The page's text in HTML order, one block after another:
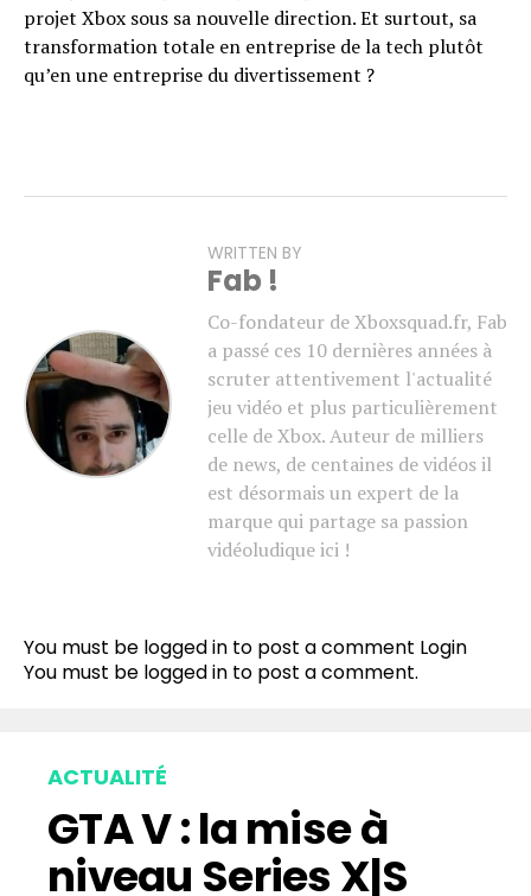
projet Xbox sous sa nouvelle direction. Et surtout, sa
transformation totale en entreprise de la tech plutôt
qu’en une entreprise du divertissement ?
WRITTEN BY
Fab !
Co-fondateur de Xboxsquad.fr, Fab
a passé ces 10 dernières années à
scruter attentivement l'actualité
jeu vidéo et plus particulièrement
celle de Xbox. Auteur de milliers
de news, de centaines de vidéos il
est désormais un expert de la
marque qui partage sa passion
vidéoludique ici !
You must be logged in to post a comment Login
You must be logged in to post a comment.
ACTUALITÉ
GTA V : la mise à
niveau Series X|S